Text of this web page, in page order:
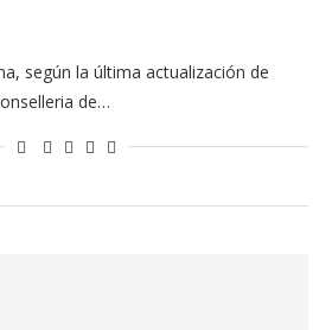
según la última actualización de
de…